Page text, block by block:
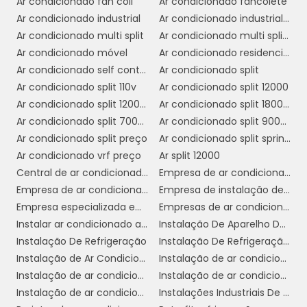
Para empresas que recebem clientes e
parceiros de negócios, um ambiente
climatizado transmite uma imagem de
profissionalismo e cuidado com o bem-estar
dos visitantes. Restaurantes, lojas e escritórios
que investem em um bom sistema de ar
condicionado tendem a oferecer uma
experiência mais agradável, incentivando a
permanência e o retorno dos clientes.
Outro benefício significativo é a eficiência
energética dos sistemas modernos de ar
condicionado comercial. Equipamentos com
tecnologia avançada consomem menos
energia, resultando em economia nos custos
operacionais e redução do impacto
ambiental. Isso é particularmente vantajoso
para empresas preocupadas com a
Ar condicionado industrial
Ar condicionado industrial campinas
Ar condicionado multi split
Ar condicionado multi split comprar
Ar condicionado móvel
Ar condicionado residencial
Ar condicionado self contained preço
Ar condicionado split
Ar condicionado split 110v
Ar condicionado split 12000
Ar condicionado split 12000 btus inverter
Ar condicionado split 1800 btus
Ar condicionado split 7000 btus
Ar condicionado split 9000 btus inverter
Ar condicionado split preço
Ar condicionado split springer
Ar condicionado vrf preço
Ar split 12000
Central de ar condicionado industrial
Empresa de ar condicionado central
Empresa de ar condicionado em cosmópolis
Empresa de instalação de ar condicionado em sp
Empresa especializada em ar condicionado em sp
Empresas de ar condicionado sp
Instalar ar condicionado americana
Instalação De Aparelho De Refrigeração
Instalação De Refrigeração
Instalação De Refrigeração Em Sp
Instalação de Ar Condicionado
Instalação de ar condicionado campinas
Instalação de ar condicionado daikin
Instalação de ar condicionado em sp
Instalação de ar condicionado fujitsu
Instalações Industriais De Refrigeração